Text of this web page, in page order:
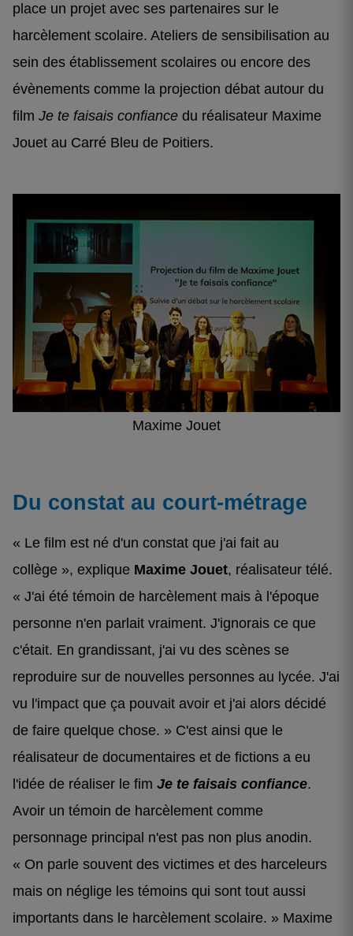
place un projet avec ses partenaires sur le
harcèlement scolaire. Ateliers de sensibilisation au
sein des établissement scolaires ou encore des
évènements comme la projection débat autour du
film Je te faisais confiance du réalisateur Maxime
Jouet au Carré Bleu de Poitiers.
Maxime Jouet
Du constat au court-métrage
« Le film est né d'un constat que j'ai fait au
collège », explique Maxime Jouet, réalisateur télé.
« J'ai été témoin de harcèlement mais à l'époque
personne n'en parlait vraiment. J'ignorais ce que
c'était. En grandissant, j'ai vu des scènes se
reproduire sur de nouvelles personnes au lycée. J'ai
vu l'impact que ça pouvait avoir et j'ai alors décidé
de faire quelque chose. » C'est ainsi que le
réalisateur de documentaires et de fictions a eu
l'idée de réaliser le fim Je te faisais confiance.
Avoir un témoin de harcèlement comme
personnage principal n'est pas non plus anodin.
« On parle souvent des victimes et des harceleurs
mais on néglige les témoins qui sont tout aussi
importants dans le harcèlement scolaire. » Maxime